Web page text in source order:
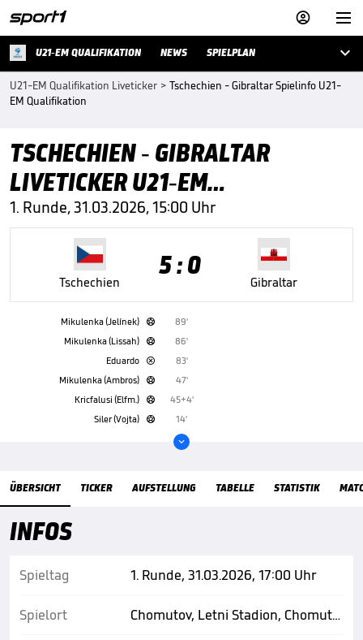


U21-EM QUALIFIKATION NEWS SPIELPLAN 
U21-EM Qualifikation Liveticker > Tschechien - Gibraltar Spielinfo U21-
EM Qualifikation
TSCHECHIEN - GIBRALTAR
LIVETICKER U21-EM
QUALIFIKATION
1. Runde, 31.03.2026, 15:00 Uhr
Tschechien
5 : 0
Gibraltar
Mikulenka (Jelínek) 
89'
Mikulenka (Lissah)

86'
Eduardo

83'
Mikulenka (Ambros)

47'
Kricfalusi (Elfm.)

45+4'
Siler (Vojta)
 14'

ÜBERSICHT TICKER AUFSTELLUNG TABELLE STATISTIK
Übersicht
INFOS
Spieltag
Spielort
1. Runde, 31.03.2026, 17:00 Uhr
Chomutov, Letni Stadion, Chomutov